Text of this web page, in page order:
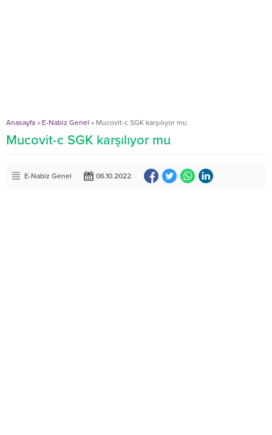
Anasayfa » E-Nabiz Genel » Mucovit-c SGK karşılıyor mu
Mucovit-c SGK karşılıyor mu
E-Nabiz Genel 06.10.2022